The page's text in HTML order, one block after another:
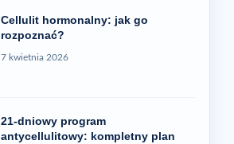
Cellulit hormonalny: jak go
rozpoznać?
7 kwietnia 2026
21-dniowy program
antycellulitowy: kompletny plan